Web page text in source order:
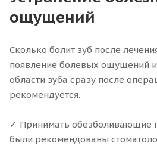
ощущений
Сколько болит зуб после
появление болевых ощущений
области зуба сразу после
рекомендуется.
✓ Принимать обезболивающие
были рекомендованы